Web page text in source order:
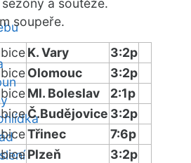
a soutěže.
soupeře.
K. Vary
3:2p
Olomouc
3:2p
Ml. Boleslav
2:1p
Č.Budějovice 3:2p
Třinec
7:6p
Plzeň 3:2p